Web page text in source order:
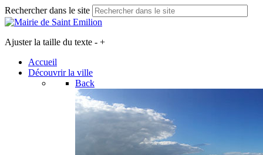
Rechercher dans le site
Ajuster la taille du texte - +
Accueil
Découvrir la ville
Back